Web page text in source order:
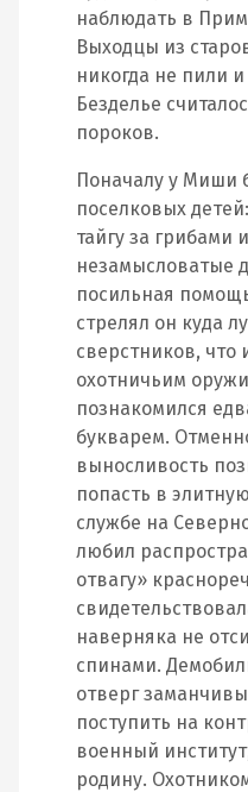
наблюдать в
Выходцы из
никогда не пили
Безделье
пороков.
Поначалу у Миши
поселковых
тайгу за грибами
незамысловатые
посильная
стрелял он куда
сверстников, что
охотничьим
познакомился
букварем.
выносливость
попасть в
службе на
любил
отвагу»
наверняка не
спинами.
отверг
поступить на
военный
родину.